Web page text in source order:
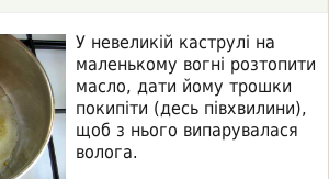
У невеликій каструлі на
маленькому вогні розтопити
масло, дати йому трошки
покипіти (десь півхвилини),
щоб з нього випарувалася
волога.